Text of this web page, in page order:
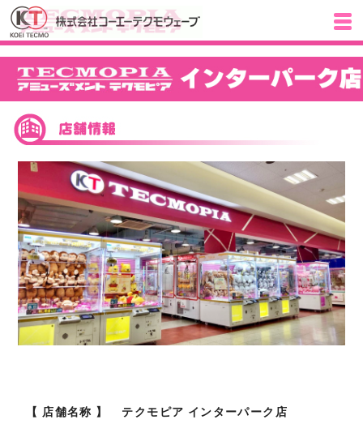
【 店舗名称 】
テクモピア インターパーク店